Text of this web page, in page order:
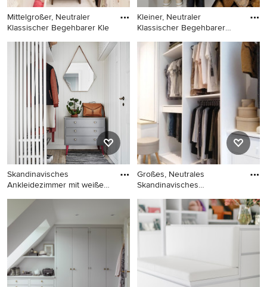
Mittelgroßer, Neutraler
Klassischer Begehbarer Kle
Mittelgroßer, Neutraler
Klassischer Begehbarer
Kleiderschrank mit offenen
Schränken, weißen
Schränken, Marmorboden
und weißem Boden in Osaka
Kleiner, Neutraler
Klassischer Begehbarer
Kleiner, Neutraler Klassischer
Begehbarer Kleiderschrank
mit offenen Schränken,
weißen Schränken,
Keramikboden und weißem
Boden in Lille
Skandinavisches
Ankleidezimmer mit weißem
Skandinavisches
Ankleidezimmer mit weißem
Boden in Göteborg
Großes, Neutrales
Skandinavisches
Großes, Neutrales
Skandinavisches
Ankleidezimmer mit
Holzschränken,
Keramikboden und weißem